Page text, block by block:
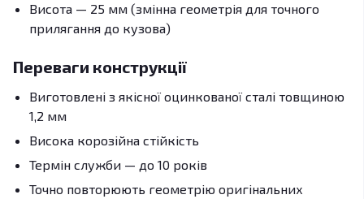
Висота — 25 мм (змінна геометрія для точного
прилягання до кузова)
Переваги конструкції
Виготовлені з якісної оцинкованої сталі товщиною
1,2 мм
Висока корозійна стійкість
Термін служби — до 10 років
Точно повторюють геометрію оригінальних